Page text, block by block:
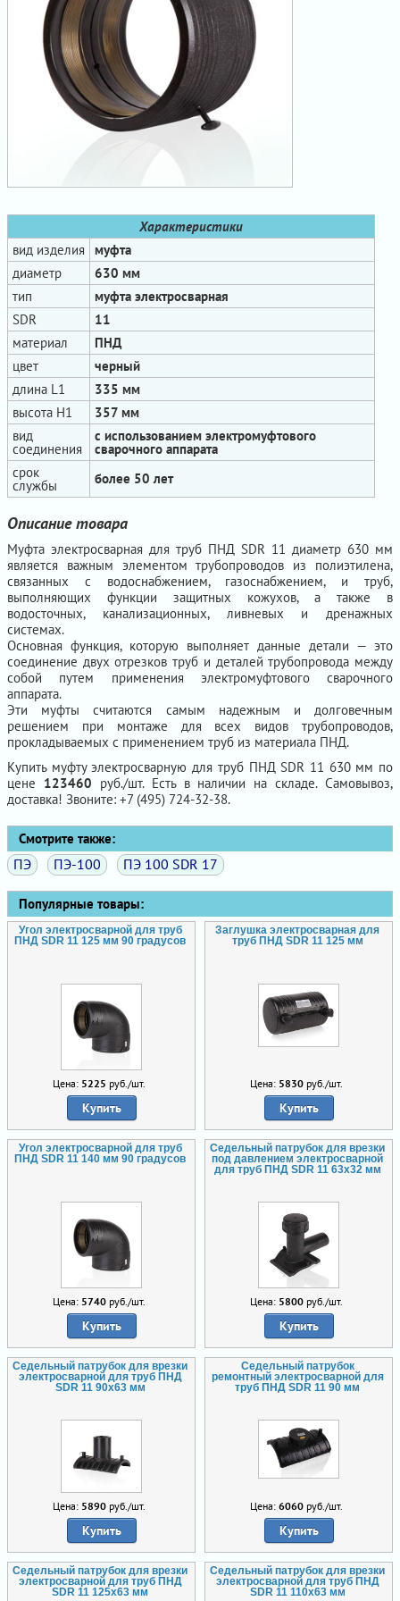
Характеристики
вид изделия
муфта
диаметр
630 мм
тип
муфта электросварная
SDR
11
материал
ПНД
цвет
черный
длина L1
335 мм
высота H1
357 мм
вид
соединения
с использованием электромуфтового
сварочного аппарата
срок
службы более 50 лет
Описание товара
Муфта электросварная для труб ПНД SDR 11 диаметр 630 мм
является важным элементом трубопроводов из полиэтилена,
связанных с водоснабжением, газоснабжением, и труб,
выполняющих функции защитных кожухов, а также в
водосточных, канализационных, ливневых и дренажных
системах.
Основная функция, которую выполняет данные детали — это
соединение двух отрезков труб и деталей трубопровода между
собой путем применения электромуфтового сварочного
аппарата.
Эти муфты считаются самым надежным и долговечным
решением при монтаже для всех видов трубопроводов,
прокладываемых с применением труб из материала ПНД.
Купить муфту электросварную для труб ПНД SDR 11 630 мм по
цене 123460 руб./шт. Есть в наличии на складе. Самовывоз,
доставка! Звоните: +7 (495) 724-32-38.
Смотрите также:
ПЭ ПЭ-100 ПЭ 100 SDR 17
Популярные товары:
Угол электросварной для труб
ПНД SDR 11 125 мм 90 градусов
Цена: 5225 руб./шт.
Купить
Заглушка электросварная для
труб ПНД SDR 11 125 мм
Цена: 5830 руб./шт.
Купить
Угол электросварной для труб
ПНД SDR 11 140 мм 90 градусов
Цена: 5740 руб./шт.
Купить
Седельный патрубок для врезки
под давлением электросварной
для труб ПНД SDR 11 63х32 мм
Цена: 5800 руб./шт.
Купить
Седельный патрубок для врезки
электросварной для труб ПНД
SDR 11 90х63 мм
Цена: 5890 руб./шт.
Купить
Седельный патрубок
ремонтный электросварной для
труб ПНД SDR 11 90 мм
Цена: 6060 руб./шт.
Купить
Седельный патрубок для врезки
электросварной для труб ПНД
SDR 11 125х63 мм
Седельный патрубок для врезки
электросварной для труб ПНД
SDR 11 110х63 мм